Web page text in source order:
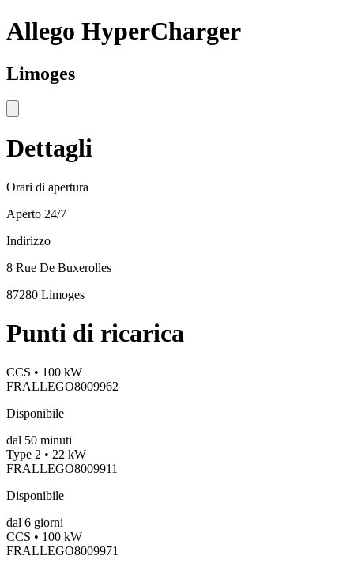
Allego HyperCharger
Limoges
Dettagli
Orari di apertura
Aperto 24/7
Indirizzo
8 Rue De Buxerolles
87280 Limoges
Punti di ricarica
CCS • 100 kW
FRALLEGO8009962
Disponibile
dal 50 minuti
Type 2 • 22 kW
FRALLEGO8009911
Disponibile
dal 6 giorni
CCS • 100 kW
FRALLEGO8009971